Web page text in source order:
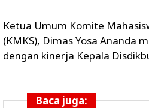
Ketua Umum Komite
(KMKS), Dimas Yosa Ananda
dengan kinerja Kepala
Baca juga: